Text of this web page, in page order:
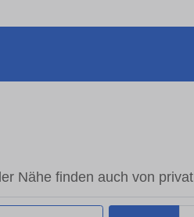
Nähe finden auch von privat